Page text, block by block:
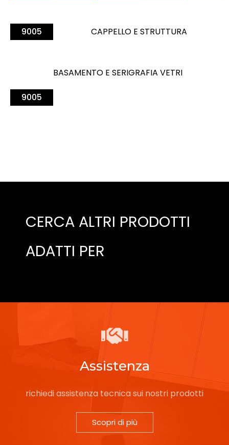
CAPPELLO E STRUTTURA
9005
BASAMENTO E SERIGRAFIA VETRI
9005
CERCA ALTRI PRODOTTI
ADATTI PER
Assistenza
richiedi assistenza tecnica sui nostri prodotti
Scopri di più